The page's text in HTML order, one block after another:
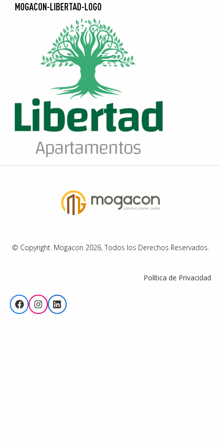
MOGACON-LIBERTAD-LOGO
© Copyright. Mogacon 2026, Todos los Derechos Reservados.
Política de Privacidad
Facebook
Instagram
LinkedIn